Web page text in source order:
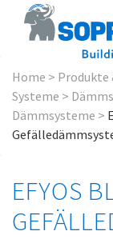
Home > Produkte
Systeme >
Dämmsysteme >
EFYOS